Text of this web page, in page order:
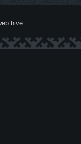
hive